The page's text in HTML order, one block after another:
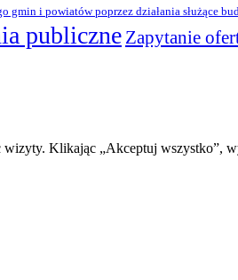
gmin i powiatów poprzez działania służące
publiczne Zapytanie
Klikając „Akceptuj wszystko”,